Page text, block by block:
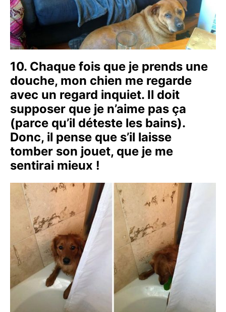
10. Chaque fois que je prends une
douche, mon chien me regarde
avec un regard inquiet. Il doit
supposer que je n’aime pas ça
(parce qu’il déteste les bains).
Donc, il pense que s’il laisse
tomber son jouet, que je me
sentirai mieux !